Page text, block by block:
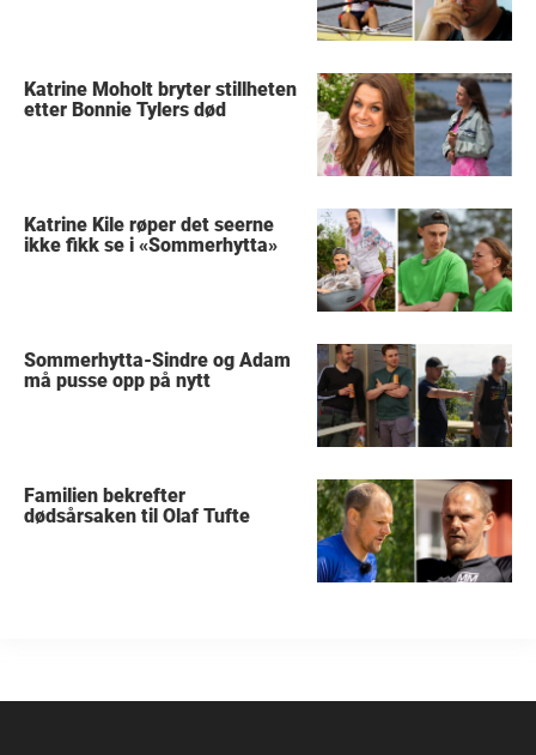
Katrine Moholt bryter stillheten
etter Bonnie Tylers død
Katrine Kile røper det seerne
ikke fikk se i «Sommerhytta»
Sommerhytta-Sindre og Adam
må pusse opp på nytt
Familien bekrefter
dødsårsaken til Olaf Tufte